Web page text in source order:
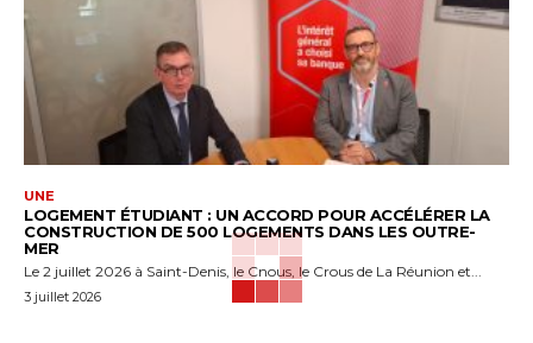
UNE
LOGEMENT ÉTUDIANT : UN ACCORD POUR ACCÉLÉRER LA
CONSTRUCTION DE 500 LOGEMENTS DANS LES OUTRE-
MER
Le 2 juillet 2026 à Saint-Denis, le Cnous, le Crous de La Réunion et...
3 juillet 2026